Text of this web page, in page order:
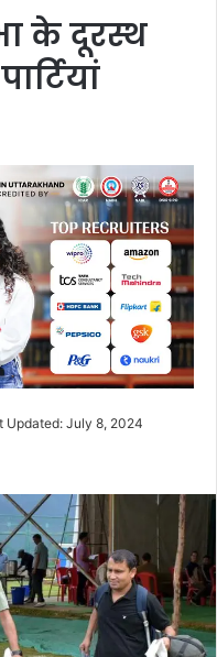
के दूरस्थ
Updated: July 8, 2024